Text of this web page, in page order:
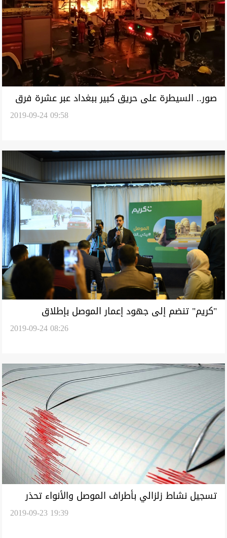
صور.. السيطرة على حريق كبير ببغداد عبر عشرة فرق
2019-09-24 09:58
"كريم" تنضم إلى جهود إعمار الموصل بإطلاق
2019-09-24 08:26
تسجيل نشاط زلزالي بأطراف الموصل والأنواء تحذر
2019-09-23 19:39